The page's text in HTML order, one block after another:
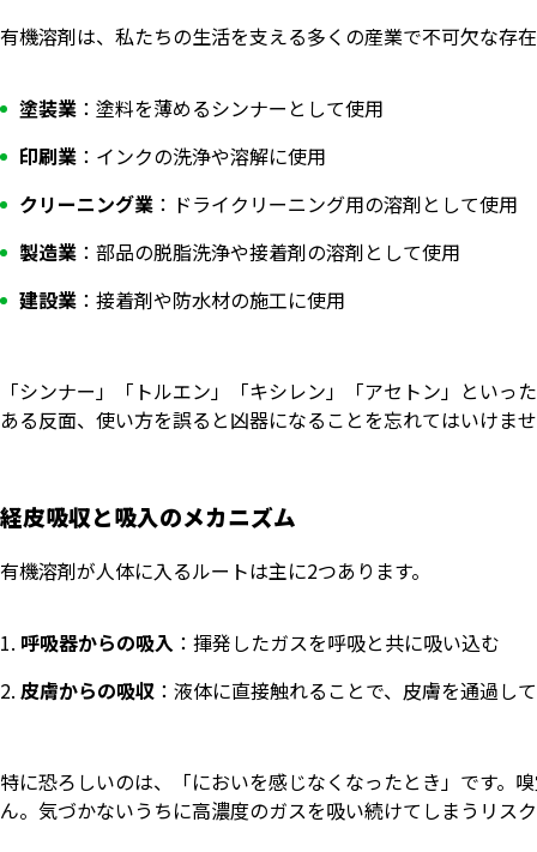
有機溶剤は、私たちの生活を支える多くの産業で不可欠な存
塗装業 ：塗料を薄めるシンナーとして使用
印刷業 ：インクの洗浄や溶解に使用
クリーニング業 ：ドライクリーニング用の溶剤として使用
製造業 ：部品の脱脂洗浄や接着剤の溶剤として使用
建設業 ：接着剤や防水材の施工に使用
「シンナー」「トルエン」「キシレン」「アセトン」とい
ある反面、使い方を誤ると凶器になることを忘れてはいけま
経皮吸収と吸入のメカニズム
有機溶剤が人体に入るルートは主に2つあります。
呼吸器からの吸入 ：揮発したガスを呼吸と共に吸い込む
皮膚からの吸収 ：液体に直接触れることで、皮膚を通過し
特に恐ろしいのは、「においを感じなくなったとき」です。
ん。気づかないうちに高濃度のガスを吸い続けてしまうリス